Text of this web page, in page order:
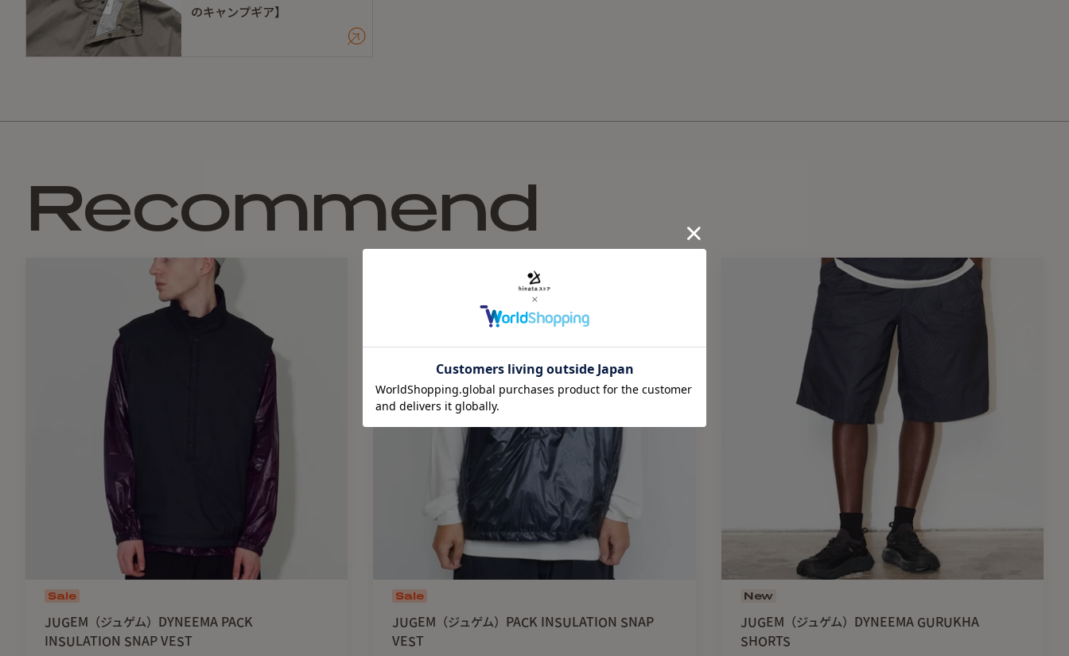
のキャンプギア】
Recommend
Sale
JUGEM（ジュゲム）DYNEEMA PACK
INSULATION SNAP VEST
Sale
JUGEM（ジュゲム）PACK INSULATION SNAP
VEST
New
JUGEM（ジュゲム）DYNEEMA GURUKHA
SHORTS